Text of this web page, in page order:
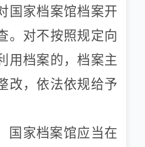
国家档案馆档案开
。对不按照规定向
用档案的，档案主
改，依法依规给予
家档案馆应当在